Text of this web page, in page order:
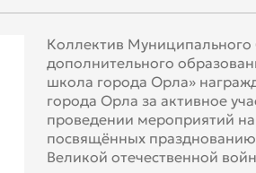
Коллектив
дополнительного
школа города Орла»
города Орла за активное
проведении мероприятий
посвящённых
Великой отечественной